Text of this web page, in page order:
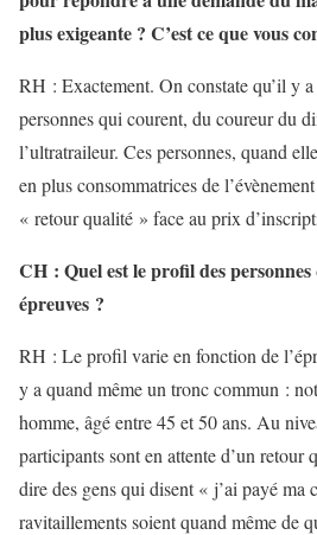
plus exigeante ? C’est ce que vous
RH : Exactement. On constate qu’il y
personnes qui courent, du coureur du
l’ultratraileur. Ces personnes, quand
en plus consommatrices de
« retour qualité » face au prix
CH : Quel est le profil des
épreuves ?
RH : Le profil varie en fonction de
y a quand même un tronc commun :
homme, âgé entre 45 et 50 ans. Au
participants sont en attente d’un retour
dire des gens qui disent « j’ai payé ma
ravitaillements soient quand même de